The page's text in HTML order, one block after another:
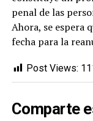
penal de las
Ahora, se espera
fecha para la
Post Views:
Comparte